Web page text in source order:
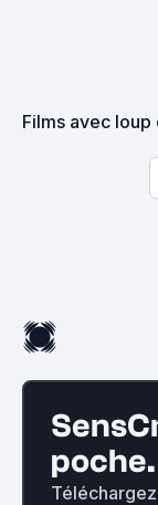
Films avec
poche.
Téléchargez